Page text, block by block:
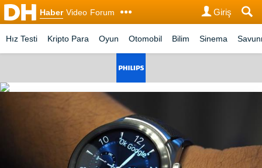
Haber Video Forum Giriş
Hız Testi Kripto Para Oyun Otomobil Bilim Sinema